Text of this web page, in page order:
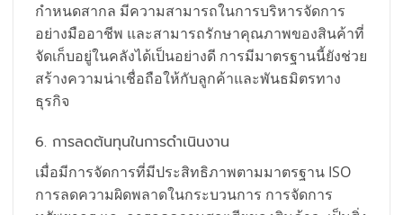
กำหนดสากล มีความสามารถในการบริหารจัดการ
อย่างมืออาชีพ และสามารถรักษาคุณภาพของสินค้าที่
จัดเก็บอยู่ในคลังได้เป็นอย่างดี การมีมาตรฐานนี้ยังช่วย
สร้างความน่าเชื่อถือให้กับลูกค้าและพันธมิตรทาง
ธุรกิจ
6. การลดต้นทุนในการดำเนินงาน
เมื่อมีการจัดการที่มีประสิทธิภาพตามมาตรฐาน ISO
การลดความผิดพลาดในกระบวนการ การจัดการ